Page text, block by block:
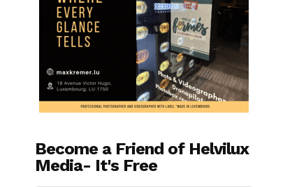
Become a Friend of Helvilux
Media- It's Free